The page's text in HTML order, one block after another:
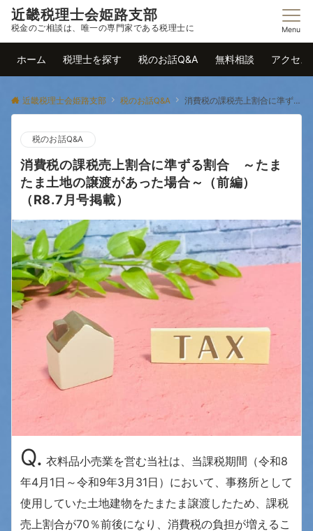
近畿税理士会姫路支部
税金のご相談は、唯一の専門家である税理士に Menu
ホーム 税理士を探す 税のお話Q&A 無料相談 アクセス
近畿税理士会姫路支部 税のお話Q&A 消費税の課税売上割合に準ずる割合 ～たまたま土地の譲渡があった場合～（前編）（R8.7月号掲載）
税のお話Q&A
消費税の課税売上割合に準ずる割合 ～たま
たま土地の譲渡があった場合～（前編）
（R8.7月号掲載）
Q. 衣料品小売業を営む当社は、当課税期間（令和8
年4月1日～令和9年3月31日）において、事務所として
使用していた土地建物をたまたま譲渡したため、課税
売上割合が70％前後になり、消費税の負担が増えるこ